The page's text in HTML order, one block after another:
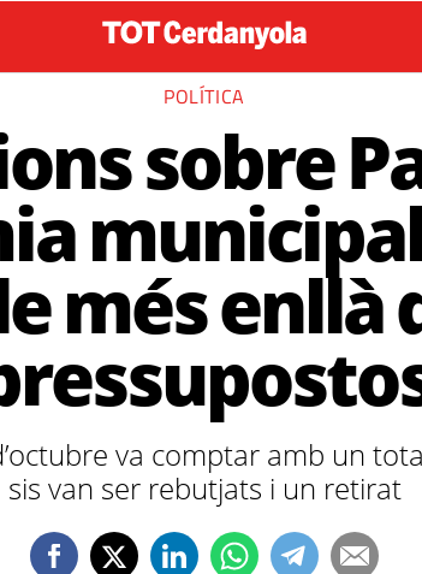
POLÍTICA
sobre
més enllà
va comptar amb un
sis van ser rebutjats i un retirat